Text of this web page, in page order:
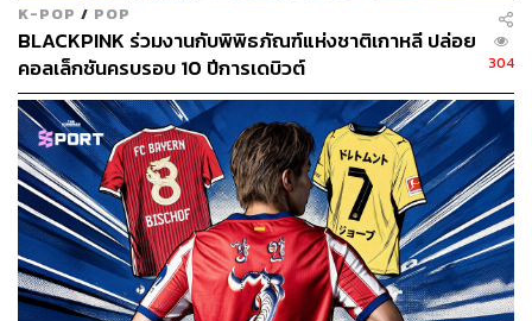
K-POP / POP
BLACKPINK ร่วมงานกับพิพิธภัณฑ์แห่งชาติเกาหลี ปล่อย
คอลเล็กชันครบรอบ 10 ปีการเดบิวต์
304